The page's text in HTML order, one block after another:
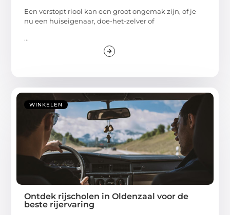
Een verstopt riool kan een groot ongemak zijn, of je
nu een huiseigenaar, doe-het-zelver of
...
WINKELEN
Ontdek rijscholen in Oldenzaal voor de
beste rijervaring